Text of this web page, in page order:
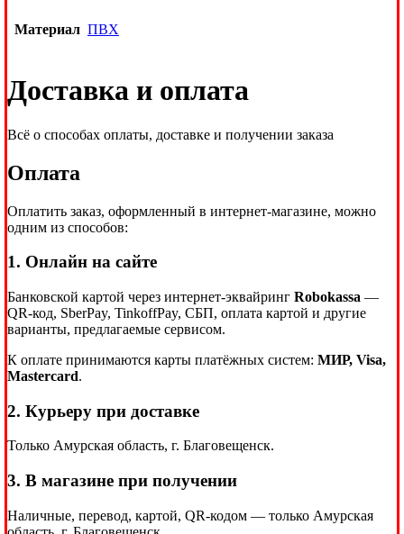
Материал ПВХ
Доставка и оплата
Всё о способах оплаты, доставке и получении заказа
Оплата
Оплатить заказ, оформленный в интернет-магазине, можно
одним из способов:
1. Онлайн на сайте
Банковской картой через интернет-эквайринг Robokassa —
QR-код, SberPay, TinkoffPay, СБП, оплата картой и другие
варианты, предлагаемые сервисом.
К оплате принимаются карты платёжных систем: МИР, Visa,
Mastercard.
2. Курьеру при доставке
Только Амурская область, г. Благовещенск.
3. В магазине при получении
Наличные, перевод, картой, QR-кодом — только Амурская